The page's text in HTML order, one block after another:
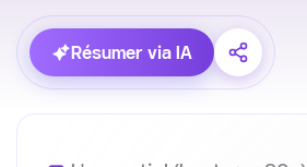
Résumer via IA